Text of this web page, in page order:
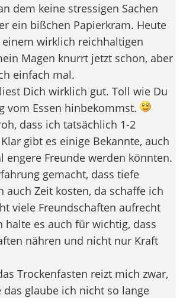
dem keine stressigen Sachen
ein bißchen Papierkram. Heute
einem wirklich reichhaltigen
Magen knurrt jetzt schon, aber
einfach mal.
Dich wirklich gut. Toll wie Du
vom Essen hinbekommst.
dass ich tatsächlich 1-2
gibt es einige Bekannte, auch
engere Freunde werden könnten.
gemacht, dass tiefe
auch Zeit kosten, da schaffe ich
viele Freundschaften aufrecht
halte es auch für wichtig, dass
nähren und nicht nur Kraft
Trockenfasten reizt mich zwar,
glaube ich nicht so lange